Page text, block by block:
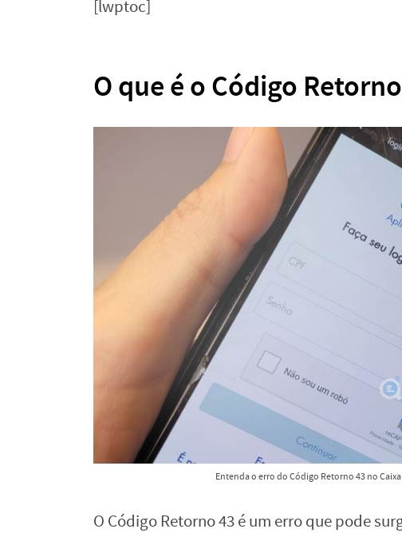
[lwptoc]
O que é o Código
Entenda o erro do Código Retorno 43 no
O Código Retorno 43 é um erro que pode